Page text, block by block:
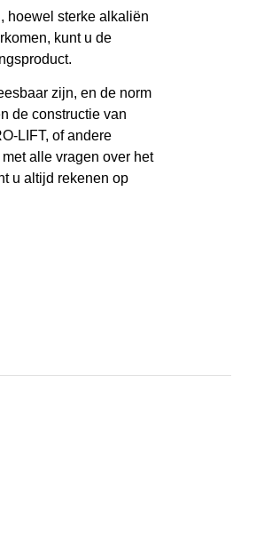
hoewel sterke alkaliën
kunt u de
zijn, en de norm
de constructie van
LIFT, of andere
alle vragen over het
u altijd rekenen op